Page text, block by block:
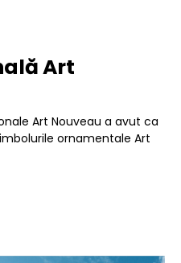
Art
Art Nouveau a avut ca
ornamentale Art